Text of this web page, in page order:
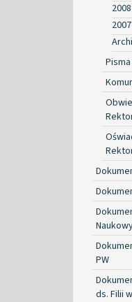
2008
2007
PW
ds. Filii